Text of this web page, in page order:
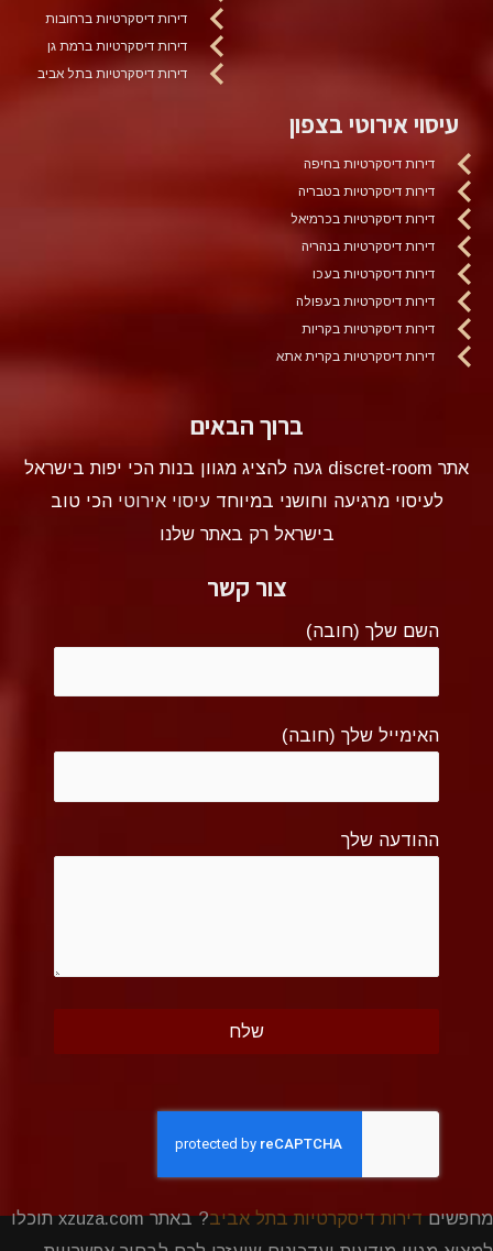
דירות דיסקרטיות ברחובות
דירות דיסקרטיות ברמת גן
דירות דיסקרטיות בתל אביב
עיסוי אירוטי בצפון
דירות דיסקרטיות בחיפה
דירות דיסקרטיות בטבריה
דירות דיסקרטיות בכרמיאל
דירות דיסקרטיות בנהריה
דירות דיסקרטיות בעכו
דירות דיסקרטיות בעפולה
דירות דיסקרטיות בקריות
דירות דיסקרטיות בקרית אתא
ברוך הבאים
אתר discret-room געה להציג מגוון בנות הכי יפות בישראל
לעיסוי מרגיעה וחושני במיוחדעיסוי אירוטי הכי טוב
בישראל רק באתר שלנו
צור קשר
השם שלך (חובה)
האימייל שלך (חובה)
ההודעה שלך
מחפשיםדירות דיסקרטיות בתל אביב
? באתר xzuza.com תוכלו